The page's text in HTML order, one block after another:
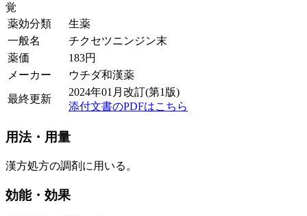
覚
薬効分類
生薬
一般名
チクセツニンジン末
薬価
183円
メーカー
ウチダ和漢薬
最終更新
2024年01月改訂(第1版)
添付文書のPDFはこちら
用法・用量
漢方処方の調剤に用いる。
効能・効果